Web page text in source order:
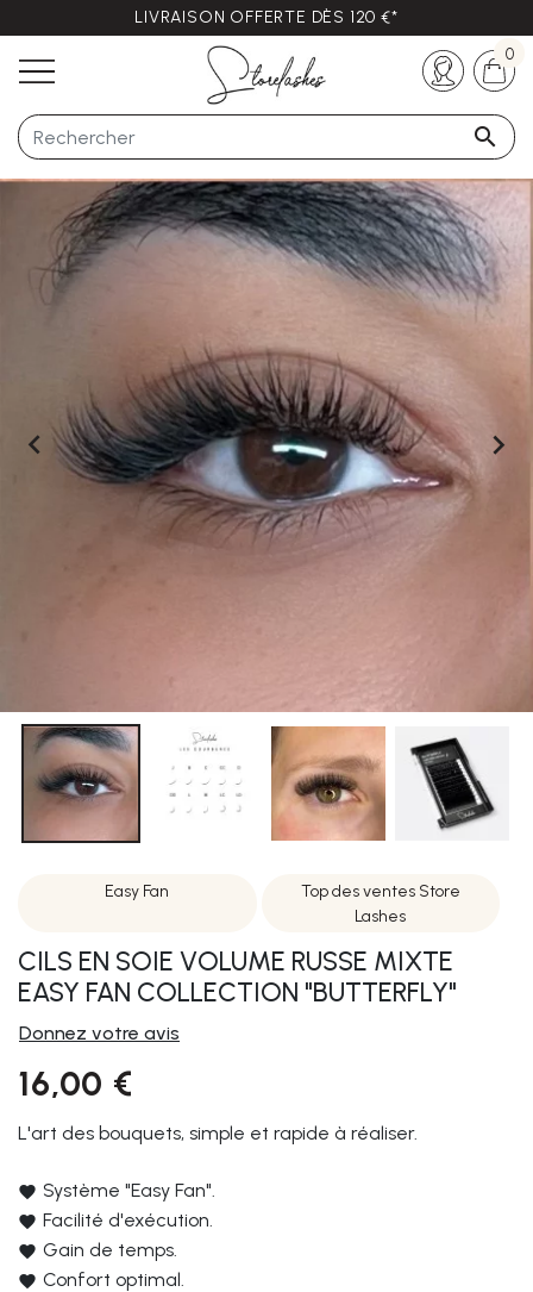
LIVRAISON OFFERTE DÈS 120 €*
Des questions ?
+33 (0)5 57 21 62 94

0
 
Easy Fan
Top des ventes Store
Lashes
CILS EN SOIE VOLUME RUSSE MIXTE
EASY FAN COLLECTION "BUTTERFLY"
Donnez votre avis
16,00 €
L'art des bouquets, simple et rapide à réaliser.
Système "Easy Fan".
Facilité d'exécution.
Gain de temps.
Confort optimal.